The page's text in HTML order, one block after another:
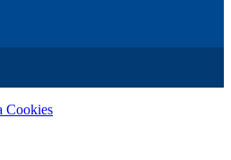
Cookies